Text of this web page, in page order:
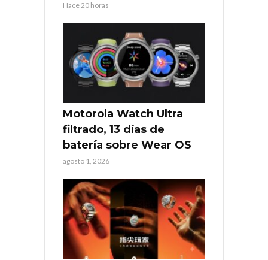
Hace 20 horas
Motorola Watch Ultra
filtrado, 13 días de
batería sobre Wear OS
agosto 1, 2026